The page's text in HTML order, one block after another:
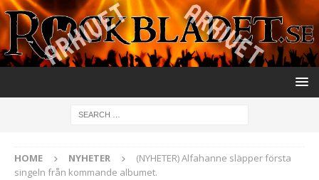
HOME NYHETER
(NYHETER) Alfahanne släpper första
singeln från kommande albumet.